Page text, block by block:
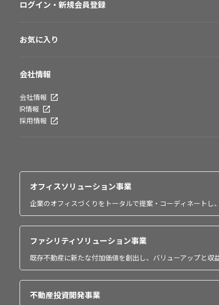
ログイン・新規会員登録
お気に入り
会社情報
会社情報
IR情報
採用情報
オフィスソリューション事業
企業のオフィスづくりをトータルで提案・コーディネート
ファシリティソリューション事業
既存不動産に新たな付加価値を創出し、バリューアップと収
不動産投資開発事業